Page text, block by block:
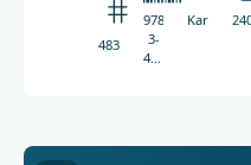
4836
978-
3-
438-
Kartoniert